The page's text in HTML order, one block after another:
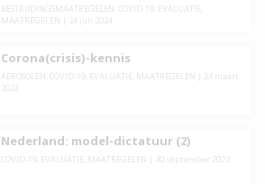
BESTRIJDINGSMAATREGELEN COVID-19, EVALUATIE
MAATREGELEN
24 juli 2024
Corona(crisis)-kennis
AEROSOLEN COVID-19, EVALUATIE MAATREGELEN
24 maart
2024
Nederland: model-dictatuur (2)
COVID-19, EVALUATIE MAATREGELEN 30 september 2023